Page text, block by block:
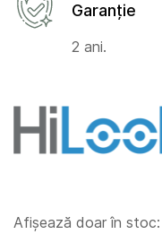
Afișează doar în stoc:
Garanție
2 ani.